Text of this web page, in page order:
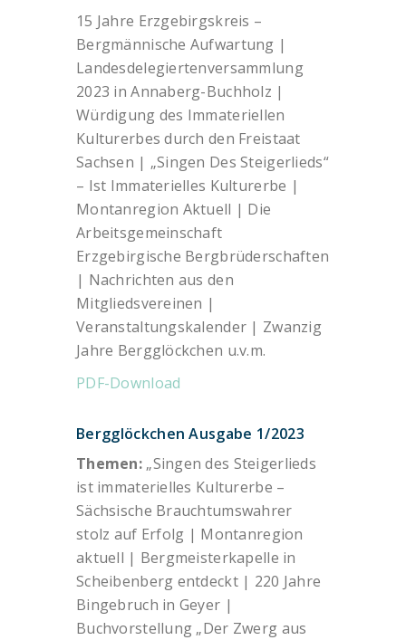
15 Jahre Erzgebirgskreis –
Bergmännische Aufwartung |
Landesdelegiertenversammlung
2023 in Annaberg-Buchholz |
Würdigung des Immateriellen
Kulturerbes durch den Freistaat
Sachsen | „Singen Des Steigerlieds“
– Ist Immaterielles Kulturerbe |
Montanregion Aktuell | Die
Arbeitsgemeinschaft
Erzgebirgische Bergbrüderschaften
| Nachrichten aus den
Mitgliedsvereinen |
Veranstaltungskalender | Zwanzig
Jahre Bergglöckchen u.v.m.
PDF-Download
Bergglöckchen Ausgabe 1/2023
Themen: „Singen des Steigerlieds
ist immaterielles Kulturerbe –
Sächsische Brauchtumswahrer
stolz auf Erfolg | Montanregion
aktuell | Bergmeisterkapelle in
Scheibenberg entdeckt | 220 Jahre
Bingebruch in Geyer |
Buchvorstellung „Der Zwerg aus